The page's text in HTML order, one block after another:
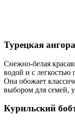
Турецкая ангора
Снежно-белая
водой и с легкостью
Она обожает
выбором для семей,
Курильский